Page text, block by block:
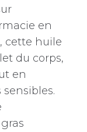
en
cette huile
du corps,
en